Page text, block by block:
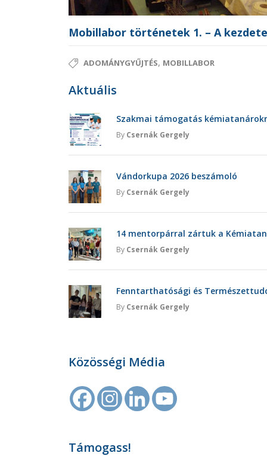
Mobillabor történetek 1. – A
ADOMÁNYGYŰJTÉS, MOBILLABOR
Aktuális
Szakmai támogatás
By Csernák Gergely
Vándorkupa 2026 beszámoló
By Csernák Gergely
14 mentorpárral zártuk a
By Csernák Gergely
Fenntarthatósági és
By Csernák Gergely
Közösségi Média
Támogass!